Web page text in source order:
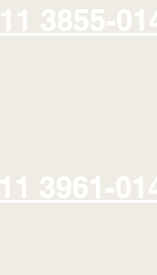
11 3855-
11 3961-